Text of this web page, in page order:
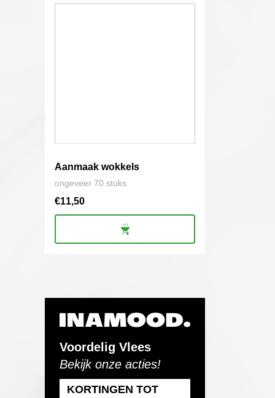
Aanmaak wokkels
ongeveer 70 stuks
€11,50
Voordelig Vlees
Bekijk onze acties!
KORTINGEN TOT